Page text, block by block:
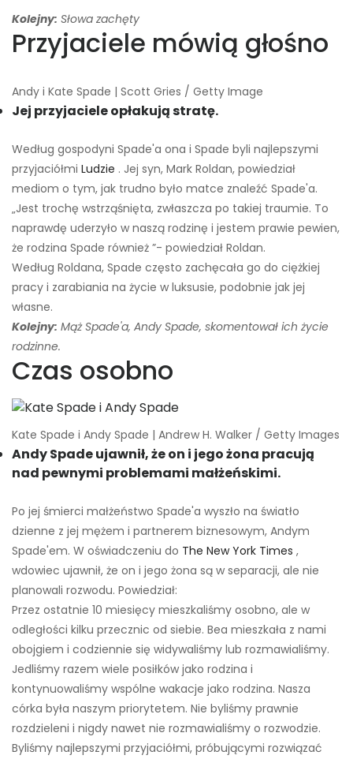
Kolejny: Słowa zachęty
Przyjaciele mówią głośno
Andy i Kate Spade | Scott Gries / Getty Image
Jej przyjaciele opłakują stratę.
Według gospodyni Spade'a ona i Spade byli najlepszymi
przyjaciółmi Ludzie . Jej syn, Mark Roldan, powiedział
mediom o tym, jak trudno było matce znaleźć Spade'a.
„Jest trochę wstrząśnięta, zwłaszcza po takiej traumie. To
naprawdę uderzyło w naszą rodzinę i jestem prawie pewien,
że rodzina Spade również ”- powiedział Roldan.
Według Roldana, Spade często zachęcała go do ciężkiej
pracy i zarabiania na życie w luksusie, podobnie jak jej
własne.
Kolejny: Mąż Spade'a, Andy Spade, skomentował ich życie
rodzinne.
Czas osobno
Kate Spade i Andy Spade | Andrew H. Walker / Getty Images
Andy Spade ujawnił, że on i jego żona pracują
nad pewnymi problemami małżeńskimi.
Po jej śmierci małżeństwo Spade'a wyszło na światło
dzienne z jej mężem i partnerem biznesowym, Andym
Spade'em. W oświadczeniu do The New York Times ,
wdowiec ujawnił, że on i jego żona są w separacji, ale nie
planowali rozwodu. Powiedział:
Przez ostatnie 10 miesięcy mieszkaliśmy osobno, ale w
odległości kilku przecznic od siebie. Bea mieszkała z nami
obojgiem i codziennie się widywaliśmy lub rozmawialiśmy.
Jedliśmy razem wiele posiłków jako rodzina i
kontynuowaliśmy wspólne wakacje jako rodzina. Nasza
córka była naszym priorytetem. Nie byliśmy prawnie
rozdzieleni i nigdy nawet nie rozmawialiśmy o rozwodzie.
Byliśmy najlepszymi przyjaciółmi, próbującymi rozwiązać